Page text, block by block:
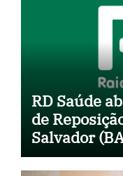
RD Saúde
de
Salvador